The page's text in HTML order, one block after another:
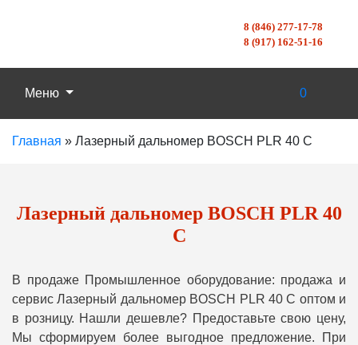
8 (846) 277-17-78
8 (917) 162-51-16
Меню 0
Главная » Лазерный дальномер BOSCH PLR 40 C
Лазерный дальномер BOSCH PLR 40
C
В продаже Промышленное оборудование: продажа и
сервис Лазерный дальномер BOSCH PLR 40 C оптом и
в розницу. Нашли дешевле? Предоставьте свою цену,
Мы сформируем более выгодное предложение. При